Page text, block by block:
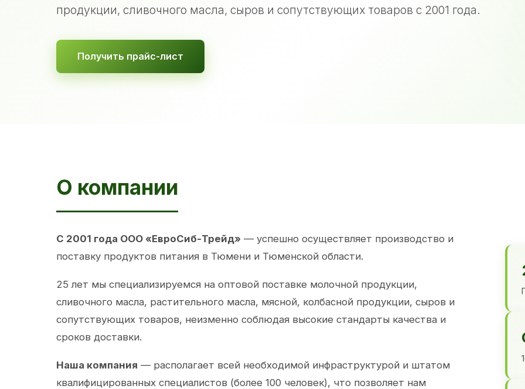
продукции, сливочного масла, сыров и сопутствующих товаров с 2001 года.
Получить прайс-лист
О компании
С 2001 года ООО «ЕвроСиб-Трейд» — успешно осуществляет производство и
поставку продуктов питания в Тюмени и Тюменской области.
25 лет мы специализируемся на оптовой поставке молочной продукции,
сливочного масла, растительного масла, мясной, колбасной продукции, сыров и
сопутствующих товаров, неизменно соблюдая высокие стандарты качества и
сроков доставки.
Наша компания — располагает всей необходимой инфраструктурой и штатом
квалифицированных специалистов (более 100 человек), что позволяет нам